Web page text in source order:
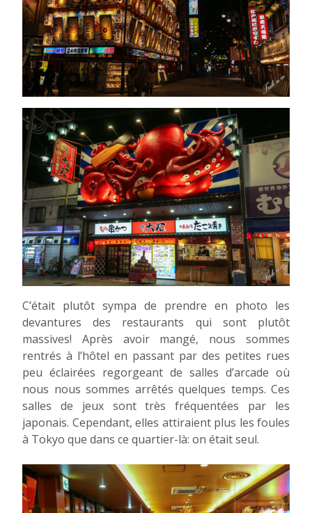
C’était plutôt sympa de prendre en photo les
devantures des restaurants qui sont plutôt
massives! Après avoir mangé, nous sommes
rentrés à l’hôtel en passant par des petites rues
peu éclairées regorgeant de salles d’arcade où
nous nous sommes arrêtés quelques temps. Ces
salles de jeux sont très fréquentées par les
japonais. Cependant, elles attiraient plus les foules
à Tokyo que dans ce quartier-là: on était seul.